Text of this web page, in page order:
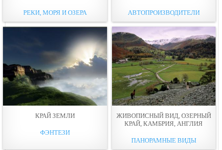
РЕКИ, МОРЯ И ОЗЕРА АВТОПРОИЗВОДИТЕЛИ
КРАЙ ЗЕМЛИ
ФЭНТЕЗИ
ЖИВОПИСНЫЙ ВИД, ОЗЕРНЫЙ
КРАЙ, КАМБРИЯ, АНГЛИЯ
ПАНОРАМНЫЕ ВИДЫ